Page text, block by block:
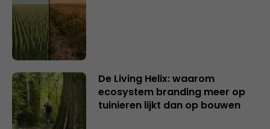
De Living Helix: waarom
ecosystem branding meer op
tuinieren lijkt dan op bouwen